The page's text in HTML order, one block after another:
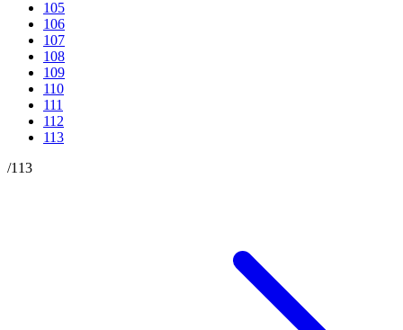
105
106
107
108
109
110
111
112
113
/113